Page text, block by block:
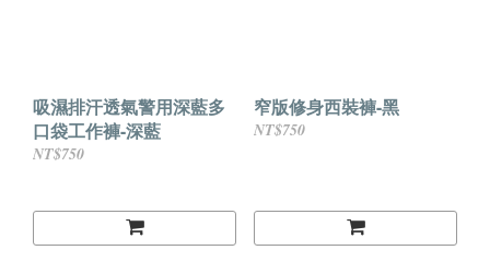
吸濕排汗透氣警用深藍多
口袋工作褲-深藍
NT$750
窄版修身西裝褲-黑
NT$750